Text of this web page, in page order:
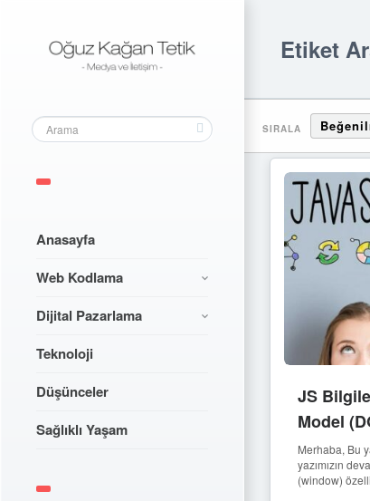
Anasayfa
Web Kodlama
Dijital Pazarlama
Teknoloji
Düşünceler
Sağlıklı Yaşam
Etiket
SIRALA
JS
Model
Merhaba, Bu
yazımızın
(window)